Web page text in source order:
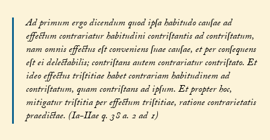
Ad primum ergo dicendum quod ipſa habitudo cauſae ad
effectum contrariatur habitudini contriſtantis ad contriſtatum,
nam omnis effectus eſt conveniens ſuae cauſae, et per conſequens
eſt ei delectabilis; contriſtans autem contrariatur contriſtato. Et
ideo effectus triſtitiae habet contrariam habitudinem ad
contriſtatum, quam contriſtans ad ipſum. Et propter hoc,
mitigatur triſtitia per effectum triſtitiae, ratione contrarietatis
praedictae. (Ia-IIae q. 38 a. 2 ad 1)